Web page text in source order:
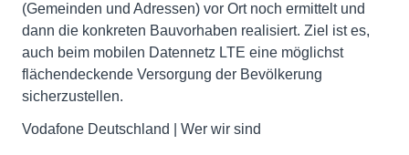
(Gemeinden und Adressen) vor Ort noch ermittelt und
dann die konkreten Bauvorhaben realisiert. Ziel ist es,
auch beim mobilen Datennetz LTE eine möglichst
flächendeckende Versorgung der Bevölkerung
sicherzustellen.
Vodafone Deutschland | Wer wir sind